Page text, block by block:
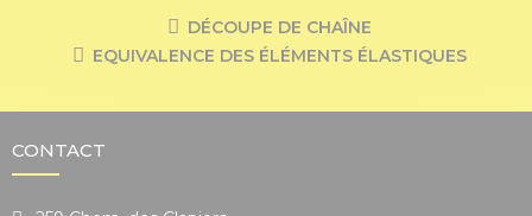
DÉCOUPE DE CHAÎNE
EQUIVALENCE DES ÉLÉMENTS ÉLASTIQUES
CONTACT